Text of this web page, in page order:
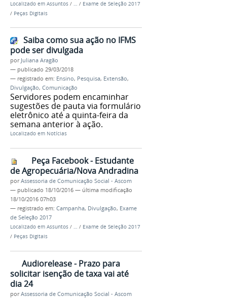
Localizado em Assuntos / / Exame de Seleção 2017
/ Peças Digitais
Saiba como sua ação no IFMS
pode ser divulgada
por Juliana Aragão
— publicado 29/03/2018
— registrado em: Ensino, Pesquisa, Extensão,
Divulgação, Comunicação
Servidores podem encaminhar
sugestões de pauta via formulário
eletrônico até a quinta-feira da
semana anterior à ação.
Localizado em Notícias
Peça Facebook - Estudante
de Agropecuária/Nova Andradina
porAssessoria de Comunicação Social - Ascom
— publicado 18/10/2016 — última modificação
18/10/2016 07h03
— registrado em: Campanha, Divulgação, Exame
de Seleção 2017
Localizado em Assuntos / … / Exame de Seleção 2017
/ Peças Digitais
Audiorelease - Prazo para
solicitar isenção de taxa vai até
dia 24
porAssessoria de Comunicação Social - Ascom